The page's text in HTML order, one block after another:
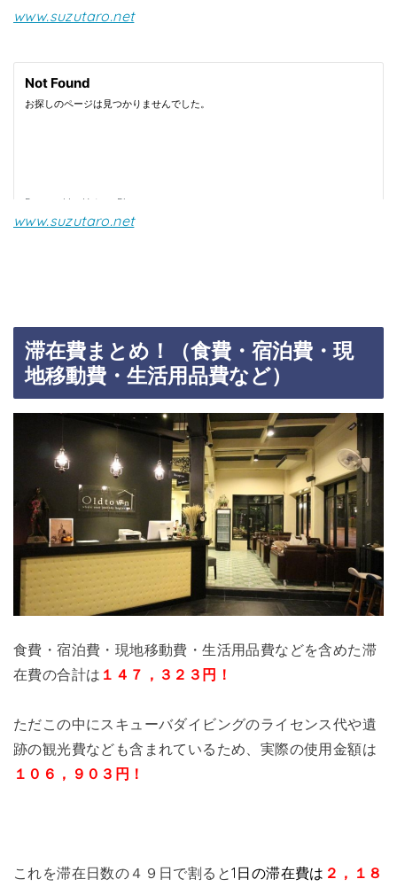
www.suzutaro.net
www.suzutaro.net
滞在費まとめ！（食費・宿泊費・現
地移動費・生活用品費など）
食費・宿泊費・現地移動費・生活用品費などを含めた滞
在費の合計は １４７，３２３円！
ただこの中にスキューバダイビングのライセンス代や遺
跡の観光費なども含まれているため、実際の使用金額は
１０６，９０３円！
これを滞在日数の４９日で割ると1日の滞在費は ２，１８